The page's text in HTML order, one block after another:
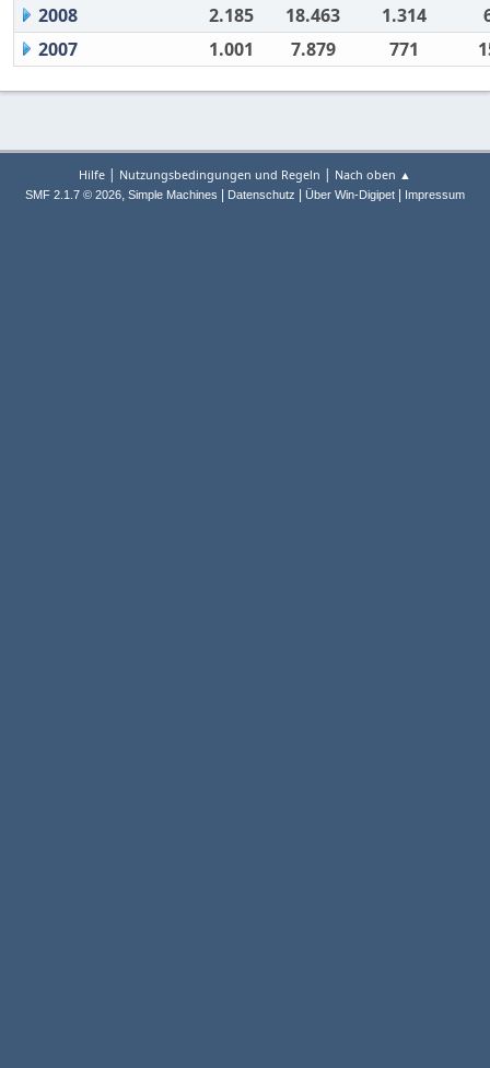
2008 2.185 18.463 1.314
2007
1.001 7.879 771
Hilfe | Nutzungsbedingungen und Regeln | Nach oben ▲
SMF 2.1.7 © 2026, Simple Machines Datenschutz Über Win-Digipet Impressum